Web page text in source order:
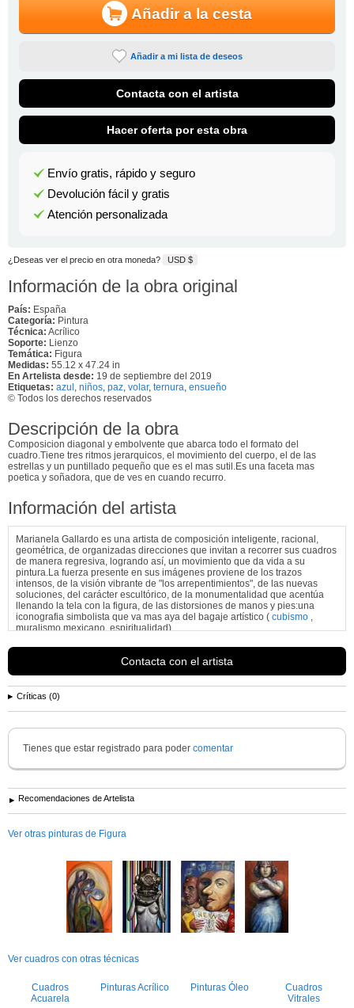
Añadir a la cesta
Añadir a mi lista de deseos
Contacta con el artista
Hacer oferta por esta obra
Envío gratis, rápido y seguro
Devolución fácil y gratis
Atención personalizada
¿Deseas ver el precio en otra moneda? USD $
Información de la obra original
País: España
Categoría: Pintura
Técnica: Acrílico
Soporte: Lienzo
Temática: Figura
Medidas: 55.12 x 47.24 in
En Artelista desde: 19 de septiembre del 2019
Etiquetas: azul , niños, paz, volar, ternura, ensueño
© Todos los derechos reservados
Descripción de la obra
Composicion diagonal y embolvente que abarca todo el formato del
cuadro.Tiene tres ritmos jerarquicos, el movimiento del cuerpo, el de las
estrellas y un puntillado pequeño que es el mas sutil.Es una faceta mas
poetica y soñadora, que de ves en cuando recurro.
Información del artista
Marianela Gallardo es una artista de composición inteligente, racional,
geométrica, de organizadas direcciones que invitan a recorrer sus cuadros
de manera regresiva, logrando así, un movimiento que da vida a su
pintura.La fuerza presente en sus imágenes proviene de los trazos
intensos, de la visión vibrante de "los arrepentimientos", de las nuevas
soluciones, del carácter escultórico, de la monumentalidad que acentúa
llenando la tela con la figura, de las distorsiones de manos y pies:una
iconografia simbolista que va mas aya del bagaje artístico ( cubismo ,
muralismo mexicano, espiritualidad)
A partir de fondos de color elaborados sobre la tela , y por la acción
desinhibida de la artista,crea un espacio informalista en el que busca el
flotan en un mar cromático convertido luego en piel.A su alrededor, el
espacio blanco, envuelve la forma e invierte el proceso de figura-
de la repetición de una formula concreta: es mas bien "la mano y el alma",
emoción, el nuevo simbolismode una historia eterna que se expresa con
Ver más información demarianela gallardo
Contacta con el artista
Críticas (0)
Tienes que estar registrado para poder comentar
Recomendaciones de Artelista
Ver otras pinturas de Figura
Ver cuadros con otras técnicas
Cuadros
Acuarela
Pinturas Acrílico Pinturas Óleo
Cuadros
Vitrales